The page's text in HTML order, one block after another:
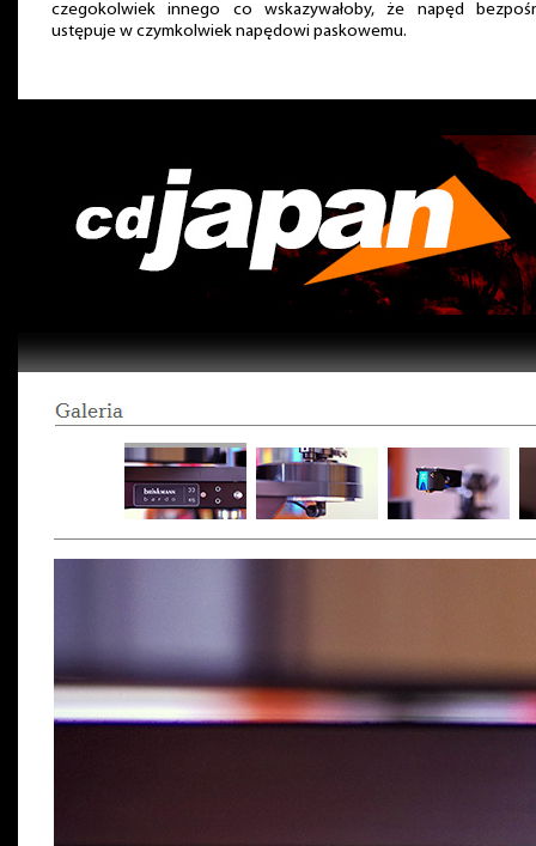
czegokolwiek innego co wskazywałoby, że napęd
ustępuje w czymkolwiek napędowi paskowemu.